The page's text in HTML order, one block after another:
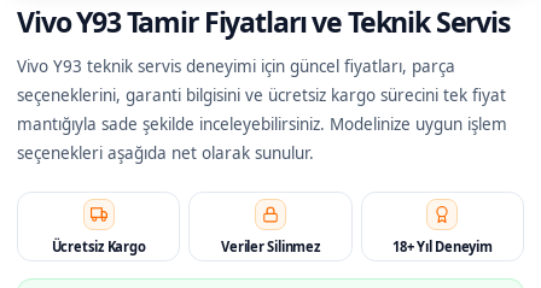
Vivo Y93 Tamir Fiyatları ve Teknik Servis
Vivo Y93 teknik servis deneyimi için güncel fiyatları, parça
seçeneklerini, garanti bilgisini ve ücretsiz kargo sürecini tek fiyat
mantığıyla sade şekilde inceleyebilirsiniz. Modelinize uygun işlem
seçenekleri aşağıda net olarak sunulur.
Ücretsiz Kargo Veriler Silinmez 18+ Yıl Deneyim